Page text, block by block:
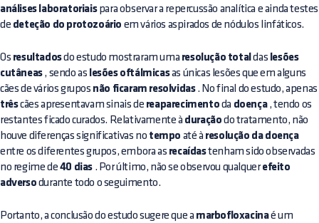
análises laboratoriaispara observar a repercussão analítica e ainda testes
de deteção do protozoário em vários aspirados de nódulos linfáticos.
Os resultadosdo estudo mostraram uma resolução totaldas lesões
cutâneas, sendo as lesões oftálmicasas únicas lesões que em alguns
cães de vários grupos não ficaram resolvidas. No final do estudo, apenas
trêscães apresentavam sinais de reaparecimento da doença, tendo os
restantes ficado curados. Relativamente à duração do tratamento, não
houve diferenças significativas no tempo até à resolução da doença
entre os diferentes grupos, embora as recaídastenham sido observadas
no regime de 40 dias . Por último, não se observou qualquerefeito
adverso durante todo o seguimento.
Portanto, a conclusão do estudo sugere que a marbofloxacinaé um